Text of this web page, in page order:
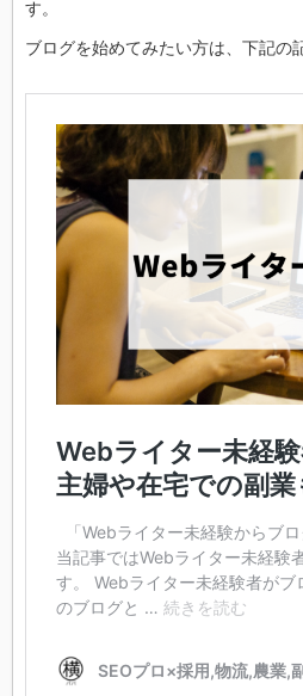
す。
ブログを始めてみたい方は、下記の